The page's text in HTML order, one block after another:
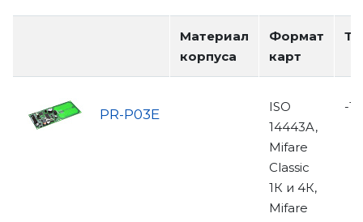
Материал
корпуса
Формат
карт
PR-P03E
ISO
14443A,
Mifare
Classic
1К и 4К,
Mifare
-